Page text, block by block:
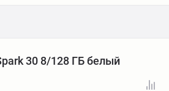
30 8/128 ГБ белый